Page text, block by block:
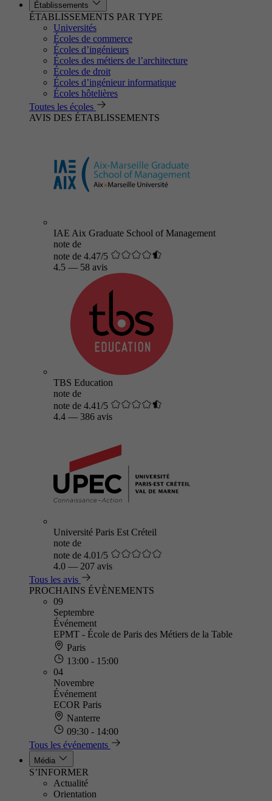
Établissements
ÉTABLISSEMENTS PAR TYPE
Universités
Écoles de commerce
Écoles d’ingénieurs
Écoles des métiers de l’architecture
Écoles de droit
Écoles d’ingénieur informatique
Écoles hôtelières
Toutes les écoles
AVIS DES ÉTABLISSEMENTS
IAE Aix Graduate School of Management
note de
note de 4.47/5
4.5 — 58 avis
TBS Education
note de
note de 4.41/5
4.4 — 386 avis
Université Paris Est Créteil
note de
note de 4.01/5
4.0 — 207 avis
Tous les avis
PROCHAINS ÉVÈNEMENTS
09
Septembre
Événement
EPMT - École de Paris des Métiers de la Table
Paris
13:00 - 15:00
04
Novembre
Événement
ECOR Paris
Nanterre
09:30 - 14:00
Tous les événements
Média
S’INFORMER
Actualité
Orientation